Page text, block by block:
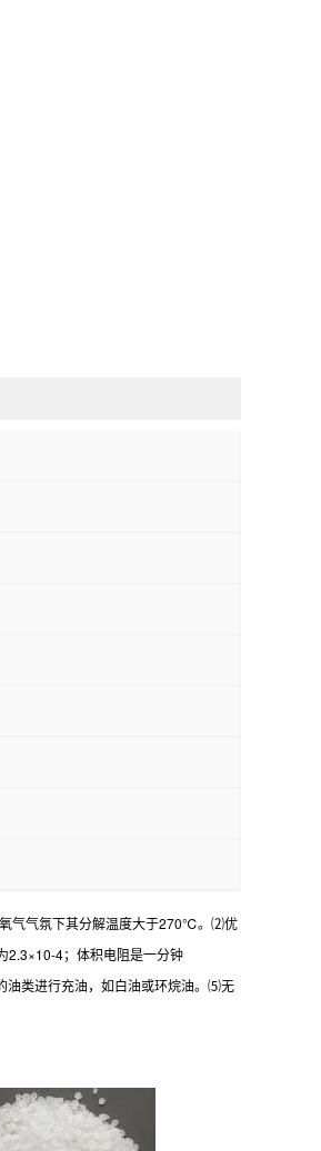
气气氛下其分解温度大于270℃。⑵优
2.3×10-4；体积电阻是一分钟
油类进行充油，如白油或环烷油。⑸无